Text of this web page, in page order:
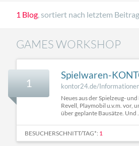
1 Blog, sortiert nach letztem Beitrag
GAMES WORKSHOP
1
Spielwaren-
kontor24.de/
Neues aus der Spielzeug-
Revell, Playmobil u.v.m. vor,
über geplante Bausätze. Und
BESUCHERSCHNITT/TAG*: 1